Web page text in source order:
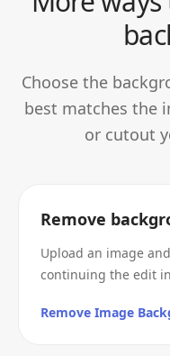
Choose the
best matches the
or cutout
Remove
Upload an image
continuing the edit
Remove Image